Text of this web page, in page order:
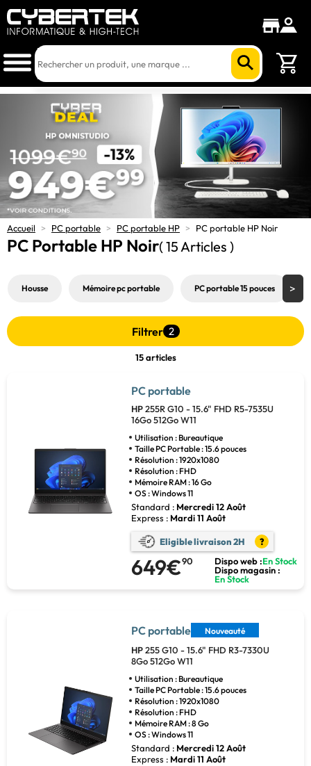
Accueil > PC portable > PC portable HP > PC portable HP Noir
PC Portable HP Noir( 15 Articles )
Housse Mémoire pc portable PC portable 15 pouces
Filtrer 2
15 articles
PC portable
HP255R G10 - 15.6" FHD R5-7535U
16Go 512Go W11
Utilisation : Bureautique
Taille PC Portable : 15.6 pouces
Résolution : 1920x1080
Résolution : FHD
Mémoire RAM : 16 Go
OS : Windows 11
Standard : Mercredi 12 Août
Express : Mardi 11 Août
Eligible livraison 2H ?
649€90 Dispo web :En Stock
Dispo magasin :
En Stock
PC portable Nouveauté
HP255 G10 - 15.6" FHD R3-7330U
8Go 512Go W11
Utilisation : Bureautique
Taille PC Portable : 15.6 pouces
Résolution : 1920x1080
Résolution : FHD
Mémoire RAM : 8 Go
OS : Windows 11
Standard : Mercredi 12 Août
Express : Mardi 11 Août